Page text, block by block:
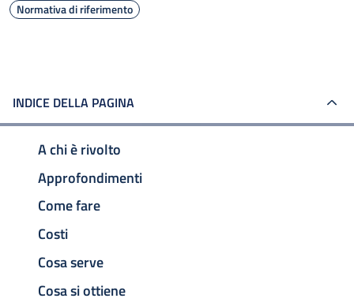
Normativa di riferimento
INDICE DELLA PAGINA
A chi è rivolto
Approfondimenti
Come fare
Costi
Cosa serve
Cosa si ottiene